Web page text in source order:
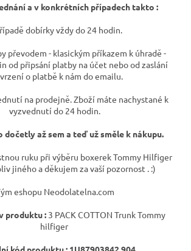
a v konkrétních případech takto :
dobírky vždy do 24 hodin.
převodem - klasickým příkazem k úhradě -
od připsání platby na účet nebo od zaslání
o platbě k nám do emailu.
na prodejně. Zboží máte nachystané k
vyzvednutí do 24 hodin.
dočetly až sem a teď už směle k nákupu.
ruku při výběru boxerek Tommy Hilfiger
jiného a děkujem za vaší pozornost . :)
eshopu Neodolatelna.com
produktu : 3 PACK COTTON Trunk Tommy
hilfiger